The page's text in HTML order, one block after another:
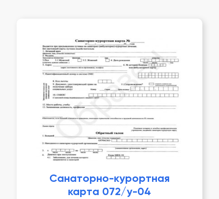
Санаторно-курортная
карта 072/у-04